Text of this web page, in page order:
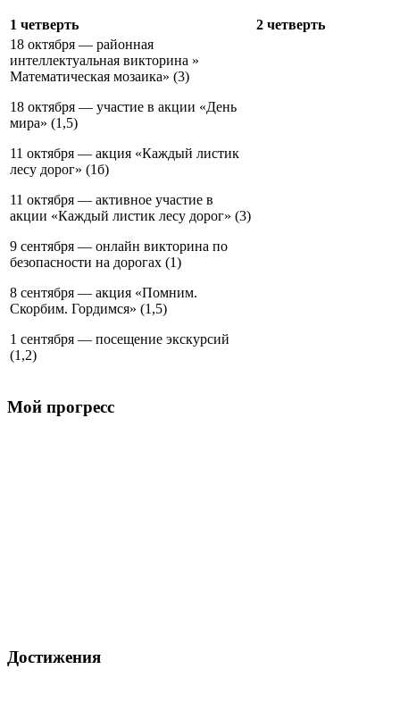
1 четверть
2 четверть
18 октября — районная
интеллектуальная викторина »
Математическая мозаика» (3)
18 октября — участие в акции «День
мира» (1,5)
11 октября — акция «Каждый листик
лесу дорог» (1б)
11 октября — активное участие в
акции «Каждый листик лесу дорог» (3)
9 сентября — онлайн викторина по
безопасности на дорогах (1)
8 сентября — акция «Помним.
Скорбим. Гордимся» (1,5)
1 сентября — посещение экскурсий
(1,2)
Мой прогресс
Достижения